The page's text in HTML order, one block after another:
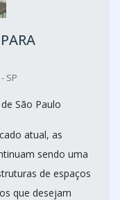
SP
São Paulo
atual, as
sendo uma
de espaços
que desejam